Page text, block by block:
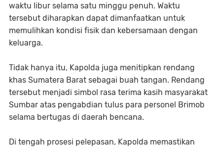
waktu libur selama satu minggu penuh. Waktu
tersebut diharapkan dapat dimanfaatkan untuk
memulihkan kondisi fisik dan kebersamaan dengan
keluarga.
Tidak hanya itu, Kapolda juga menitipkan rendang
khas Sumatera Barat sebagai buah tangan. Rendang
tersebut menjadi simbol rasa terima kasih masyarakat
Sumbar atas pengabdian tulus para personel Brimob
selama bertugas di daerah bencana.
Di tengah prosesi pelepasan, Kapolda memastikan